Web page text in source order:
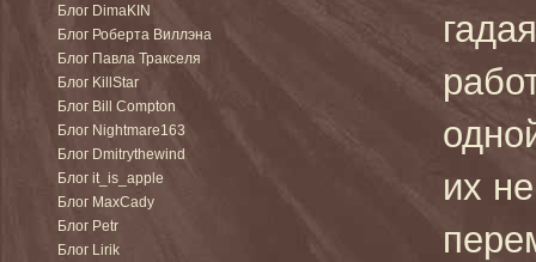
Блог DimaKIN
Блог Роберта Виллэна
Блог Павла Тракселя
Блог KillStar
Блог Bill Compton
Блог Nightmare163
Блог Dmitrythewind
Блог it_is_apple
Блог MaxCady
Блог Petr
Блог Lirik
их